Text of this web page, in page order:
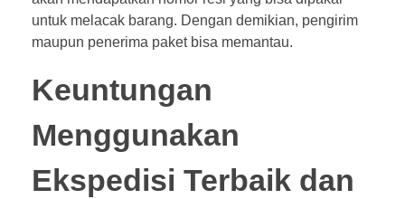
untuk melacak barang. Dengan demikian, pengirim
maupun penerima paket bisa memantau.
Keuntungan
Menggunakan
Ekspedisi Terbaik dan